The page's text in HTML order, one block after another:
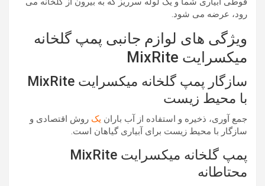
رود، عرضه می شود.
ویژگی های لوازم جانبی پمپ گلخانه
میکسرایت MixRite
سازگار پمپ گلخانه میکسرایت MixRite
با محیط زیست
جمع آوری، ذخیره و استفاده از آب باران یک روش اقتصادی و
سازگار با محیط زیست برای آبیاری گیاهان است.
پمپ گلخانه میکسرایت MixRite
محتاطانه